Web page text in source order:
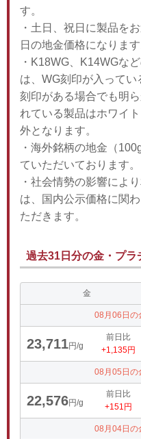
す。
・土日、祝日に製品を
日の地金価格になります
・K18WG、K14WGな
は、WG刻印が入って
刻印がある場合でも明
れている製品はホワイ
外となります。
・海外銘柄の地金（
ていただいております。
・社会情勢の影響によ
は、国内公示価格に関
ただきます。
過去31日分の金・プラ
金
08月06日の
23,711円/g
前日比
+1,135円
08月05日の
22,576円/g
前日比
+151円
08月04日の